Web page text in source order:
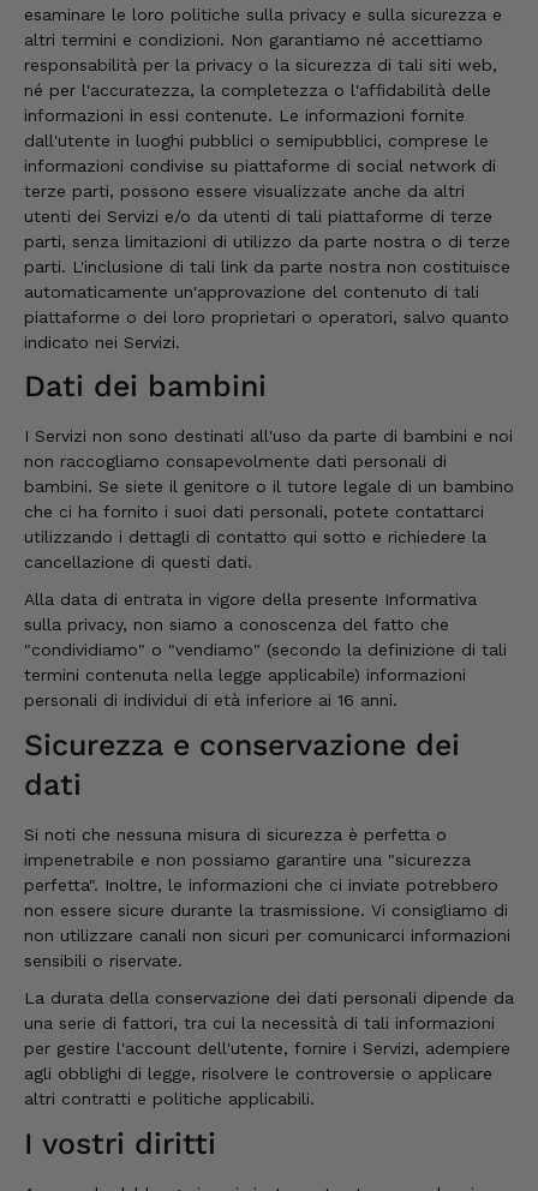
esaminare le loro politiche sulla privacy e sulla sicurezza e
altri termini e condizioni. Non garantiamo né accettiamo
responsabilità per la privacy o la sicurezza di tali siti web,
né per l'accuratezza, la completezza o l'affidabilità delle
informazioni in essi contenute. Le informazioni fornite
dall'utente in luoghi pubblici o semipubblici, comprese le
informazioni condivise su piattaforme di social network di
terze parti, possono essere visualizzate anche da altri
utenti dei Servizi e/o da utenti di tali piattaforme di terze
parti, senza limitazioni di utilizzo da parte nostra o di terze
parti. L'inclusione di tali link da parte nostra non costituisce
automaticamente un'approvazione del contenuto di tali
piattaforme o dei loro proprietari o operatori, salvo quanto
indicato nei Servizi.
Dati dei bambini
I Servizi non sono destinati all'uso da parte di bambini e noi
non raccogliamo consapevolmente dati personali di
bambini. Se siete il genitore o il tutore legale di un bambino
che ci ha fornito i suoi dati personali, potete contattarci
utilizzando i dettagli di contatto qui sotto e richiedere la
cancellazione di questi dati.
Alla data di entrata in vigore della presente Informativa
sulla privacy, non siamo a conoscenza del fatto che
"condividiamo" o "vendiamo" (secondo la definizione di tali
termini contenuta nella legge applicabile) informazioni
personali di individui di età inferiore ai 16 anni.
Sicurezza e conservazione dei
dati
Si noti che nessuna misura di sicurezza è perfetta o
impenetrabile e non possiamo garantire una "sicurezza
perfetta". Inoltre, le informazioni che ci inviate potrebbero
non essere sicure durante la trasmissione. Vi consigliamo di
non utilizzare canali non sicuri per comunicarci informazioni
sensibili o riservate.
La durata della conservazione dei dati personali dipende da
una serie di fattori, tra cui la necessità di tali informazioni
per gestire l'account dell'utente, fornire i Servizi, adempiere
agli obblighi di legge, risolvere le controversie o applicare
altri contratti e politiche applicabili.
I vostri diritti
7.8.2026
Christa
Cliente verificato
Il prosciutto è davvero squisito grazie alle
erbe di montagna. Mi piacerebbe poter
ordinare singole porzioni. Di solito si tratta di
bisogno di così tanto.
7.8.2026
Ulrich
Ottima offerta, qualità e gusto - Voto 1
Cliente verificato
Si fa davvero di tutto per soddisfare i miei
desideri!! Grazie mille!!
7.8.2026
Anonimo
Cliente verificato
7.8.2026
Roland
Cliente verificato
Ciao Sono riuscito a ritirare il mio pacco solo
oggi, sono davvero sorpreso, non posso che
consigliarvi vivamente Saluti, Roland
Cliente verificato
Le procedure sono semplicissime. La merce
è di una qualità eccezionale e la consegna è
veloce e affidabile. 👍